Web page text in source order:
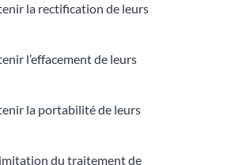
la rectification de leurs
l’effacement de leurs
la portabilité de leurs
du traitement de